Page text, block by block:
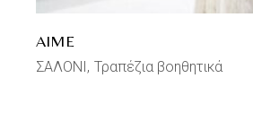
AIME
ΣΑΛΟΝΙ Τραπέζια βοηθητικά